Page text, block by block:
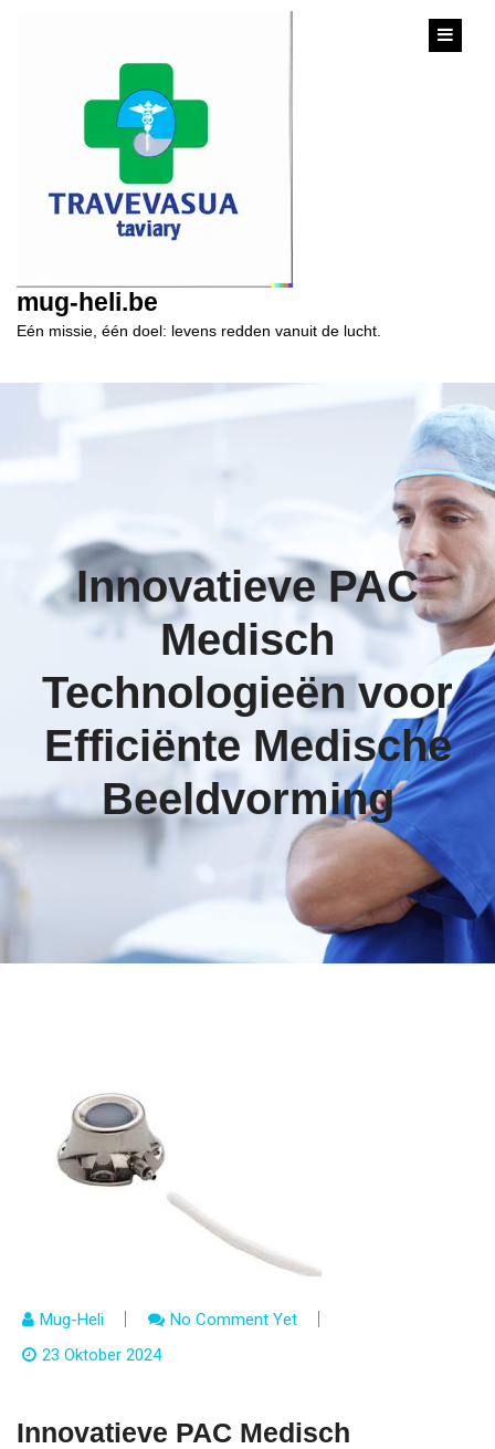
mug-heli.be
Eén missie, één doel: levens redden vanuit de lucht.
Innovatieve PAC
Medisch
Technologieën voor
Efficiënte Medische
Beeldvorming
Mug-Heli
No Comment Yet
23 Oktober 2024
Innovatieve PAC Medisch